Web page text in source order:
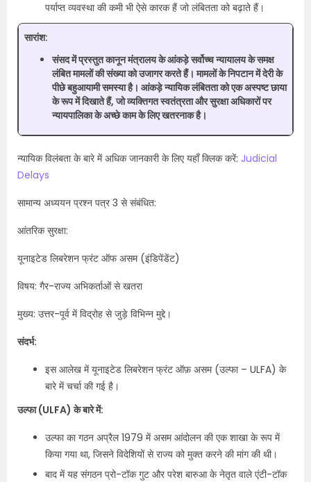
पर्याप्त व्यवस्था की कमी भी ऐसे कारक हैं जो लंबितता को बढ़ाते हैं।
सारांश:
संसद में प्रस्तुत कानून मंत्रालय के आंकड़े सर्वोच्च न्यायालय के समक्ष
लंबित मामलों की संख्या को उजागर करते हैं। मामलों के निपटान में देरी के
पीछे बहुआयामी समस्या है। आंकड़े न्यायिक लंबितता को एक अस्पष्ट छाया
के रूप में दिखाते हैं, जो व्यक्तिगत स्वतंत्रता और सुरक्षा अधिकारों पर
न्यायपालिका के अच्छे काम के लिए खतरनाक है।
न्यायिक विलंबता के बारे में अधिक जानकारी के लिए यहाँ क्लिक करें: Judicial
Delays
सामान्य अध्ययन प्रश्न पत्र 3 से संबंधित:
आंतरिक सुरक्षा:
यूनाइटेड लिबरेशन फ्रंट ऑफ असम (इंडिपेंडेंट)
विषय: गैर-राज्य अभिकर्ताओं से खतरा
मुख्य: उत्तर-पूर्व में विद्रोह से जुड़े विभिन्न मुद्दे।
संदर्भ:
इस आलेख में यूनाइटेड लिबरेशन फ्रंट ऑफ़ असम (उल्फा – ULFA) के
बारे में चर्चा की गई है।
उल्फा (ULFA) के बारे में:
उल्फा का गठन अप्रैल 1979 में असम आंदोलन की एक शाखा के रूप में
किया गया था, जिसने विदेशियों से राज्य को मुक्त करने की मांग की थी।
बाद में यह संगठन प्रो-टॉक गुट और परेश बारुआ के नेतृत वाले एंटी-टॉक